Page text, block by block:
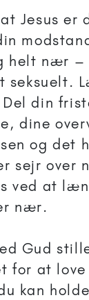
at Jesus
helt nær –
seksuelt.
Del din
dine
og det
sejr over
ved at
nær.
Gud
for at love
kan